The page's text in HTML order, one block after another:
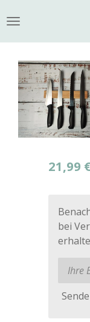
Hauptinhalt
springen
21,99
bei